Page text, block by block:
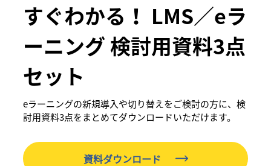
すぐわかる！ LMS／eラ
ーニング 検討用資料3点
セット
eラーニングの新規導入や切り替えをご検討の方に、検
討用資料3点をまとめてダウンロードいただけます。
資料ダウンロード